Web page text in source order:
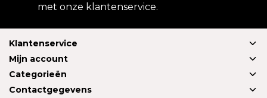
met onze klantenservice.
Klantenservice
Mijn account
Categorieën
Contactgegevens